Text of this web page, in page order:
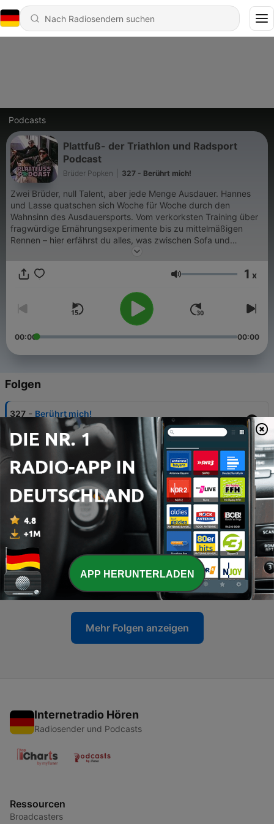
Podcasts
Plattfuß- der Triathlon und Radsport
Podcast
Brüder Popken 327 - Berührt mich!
Zwei Brüder, null Talent, aber jede Menge Ausdauer. Hannes
und Lasse quatschen sich Woche für Woche durch den
Wahnsinn des Ausdauersports. Vom verkorksten Training über
fragwürdige Ernährungsexperimente bis zu mittelmäßigen
Rennen – hier erfährst du alles, was zwischen Sofa und
Startlinie passiert. Jede Woche neu, niemals perfekt, manchmal
feiern, was sonst keiner feiert – den ganz normalen
Lautstärke 1 x
00:00 00:00
Folgen
327 - Berührt mich!
30 Jul. 2026
326 Es wird am Stuhl gerüttelt!
23 Jul. 2026
325 - Männertitten am Backshop
324 - PEINLICH PEINLICH PEINLICH
09 Jul. 2026
323 - Ich kann nicht nackt schlafen!
02 Jul. 2026
Mehr Folgen anzeigen
Internetradio Hören
Radiosender und Podcasts
Ressourcen
Broadcasters
APP HERUNTERLADEN